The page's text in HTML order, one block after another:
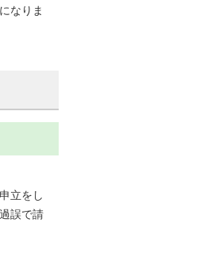
なりま
立をし
誤で請